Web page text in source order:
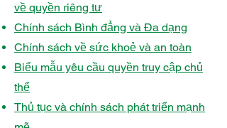
về quyền riêng tư
Chính sách Bình đẳng và Đa dạng
Chính sách về sức khoẻ và an toàn
Biểu mẫu yêu cầu quyền truy cập chủ
thể
Thủ tục và chính sách phát triển mạnh